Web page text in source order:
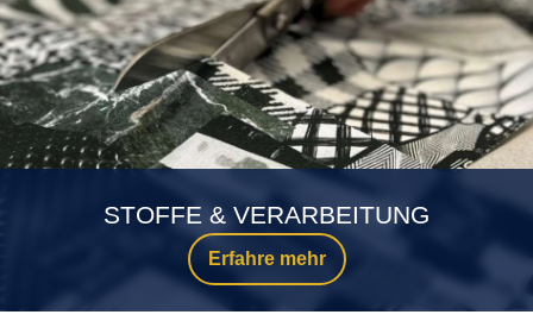
Erfahre mehr
STOFFE & VERARBEITUNG